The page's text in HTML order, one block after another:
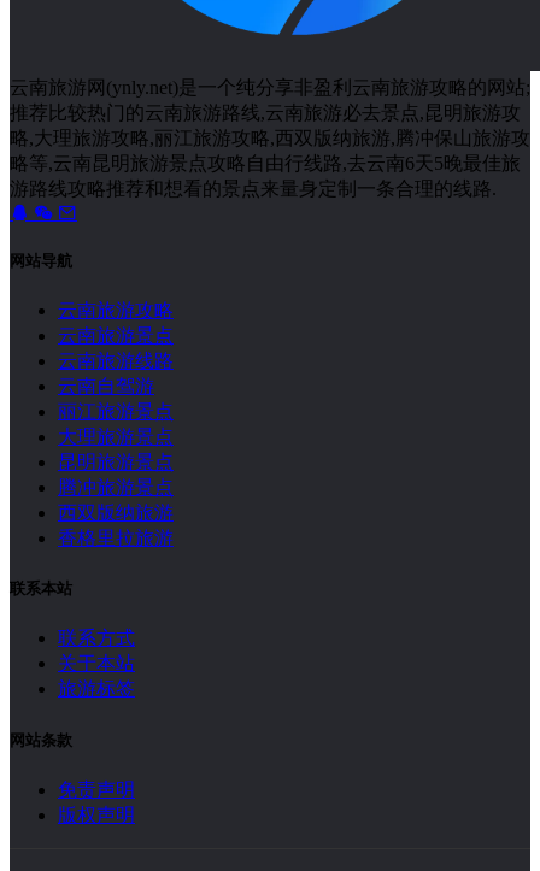
云南旅游网(ynly.net)是一个纯分享非盈利云南旅游攻略的网站;
推荐比较热门的云南旅游路线,云南旅游必去景点,昆明旅游攻
略,大理旅游攻略,丽江旅游攻略,西双版纳旅游,腾冲保山旅游攻
略等,云南昆明旅游景点攻略自由行线路,去云南6天5晚最佳旅
游路线攻略推荐和想看的景点来量身定制一条合理的线路.
网站导航
云南旅游攻略
云南旅游景点
云南旅游线路
云南自驾游
丽江旅游景点
大理旅游景点
昆明旅游景点
腾冲旅游景点
西双版纳旅游
香格里拉旅游
联系本站
联系方式
关于本站
旅游标签
网站条款
免责声明
版权声明